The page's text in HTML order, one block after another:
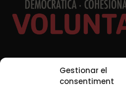
Gestionar el
consentiment
Redes sociales